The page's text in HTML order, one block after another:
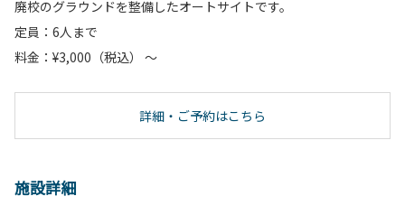
廃校のグラウンドを整備したオートサイトです。
定員：6人まで
料金：¥3,000（税込） ～
詳細・ご予約はこちら
施設詳細